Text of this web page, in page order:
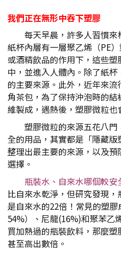
我們正在無形中吞下塑膠
每天早晨，許多人習慣
紙杯內層有一層聚乙烯（PE
或酒精飲品的作用下，這些
中，並進入人體內。除了紙
的主要來源。此外，近年來
角茶包，為了保持沖泡時的
維製成，遇熱後，塑膠微粒也
塑膠微粒的來源五花八
全的用品，其實都是「隱藏
整理出最主要的來源，以及
選擇。
瓶裝水、自來水哪個較安
比自來水乾淨，但研究發現
是自來水的22倍！常見的塑膠
54%）、尼龍(16%)和聚苯乙
買加熱過的瓶裝飲料，那麼塑
甚至高出數倍。